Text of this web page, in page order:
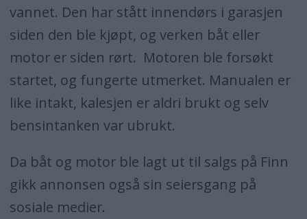
vannet. Den har stått innendørs i garasjen
siden den ble kjøpt, og verken båt eller
motor er siden rørt. Motoren ble forsøkt
startet, og fungerte utmerket. Manualen er
like intakt, kalesjen er aldri brukt og selv
bensintanken var ubrukt.
Da båt og motor ble lagt ut til salgs på Finn
gikk annonsen også sin seiersgang på
sosiale medier.